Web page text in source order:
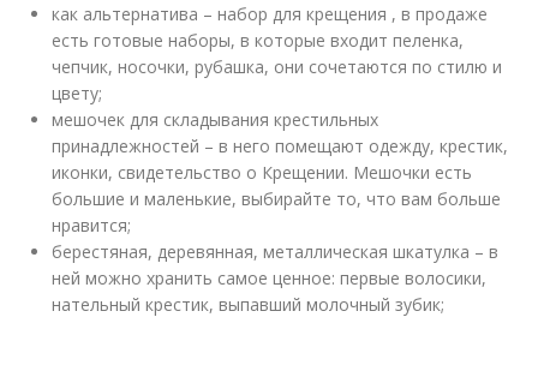
как альтернатива – набор для крещения , в продаже
есть готовые наборы, в которые входит пеленка,
чепчик, носочки, рубашка, они сочетаются по стилю и
цвету;
мешочек для складывания крестильных
принадлежностей – в него помещают одежду, крестик,
иконки, свидетельство о Крещении. Мешочки есть
большие и маленькие, выбирайте то, что вам больше
нравится;
берестяная, деревянная, металлическая шкатулка – в
ней можно хранить самое ценное: первые волосики,
нательный крестик, выпавший молочный зубик;